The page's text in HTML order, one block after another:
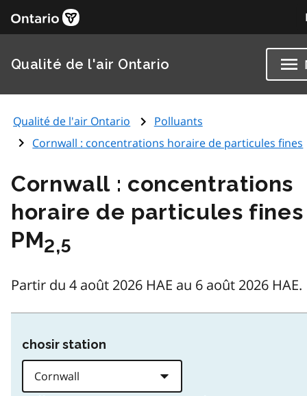
Qualité de l'air Ontario
Qualité de l'air Ontario
Polluants
Cornwall : concentrations horaire de particules fines
Cornwall : concentrations
horaire de particules fines
PM2,5
Partir du 4 août 2026 HAE au 6 août 2026 HAE.